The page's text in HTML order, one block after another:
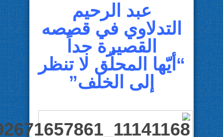
عبد الرحيم
التدلاوي في قصصه
القصيرة جداً
“أيّها المحلّق لا تنظر
إلى الخلف”